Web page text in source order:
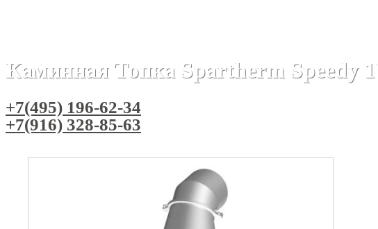
Каминная Топка Spartherm Speedy
+7(495) 196-62-34
+7(916) 328-85-63